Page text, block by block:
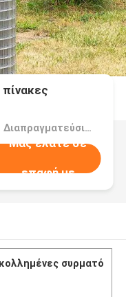
Τιμή：Διαπραγματεύσιμα
Μας ελάτε σε
επαφή με
συρματό